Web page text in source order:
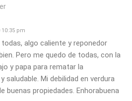
pm
algo caliente y reponedor
Pero me quedo de todas, con la
y papa para rematar la
saludable. Mi debilidad en verdura
buenas propiedades. Enhorabuena